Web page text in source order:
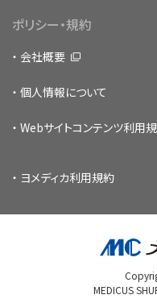
ポリシー・規約
会社概要
個人情報について
Webサイトコンテンツ利用
ヨメディカ利用規約
MEDICUS